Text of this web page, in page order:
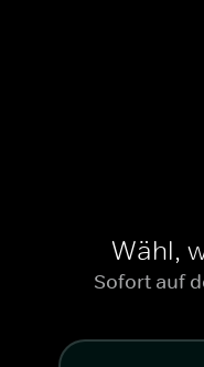
Wähl,
Sofort auf